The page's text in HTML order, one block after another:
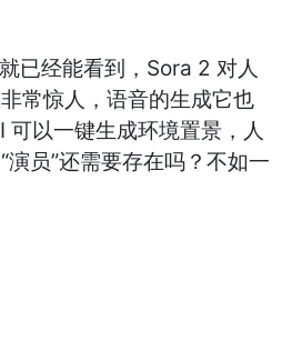
已经能看到，Sora 2 对人
常惊人，语音的生成它也
可以一键生成环境置景，人
演员”还需要存在吗？不如一